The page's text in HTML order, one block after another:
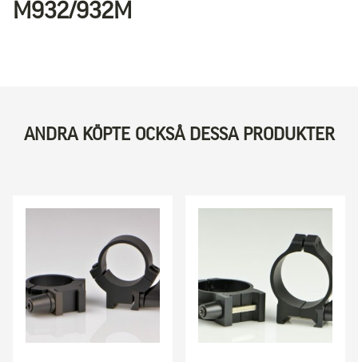
M932/932M
ANDRA KÖPTE OCKSÅ DESSA PRODUKTER